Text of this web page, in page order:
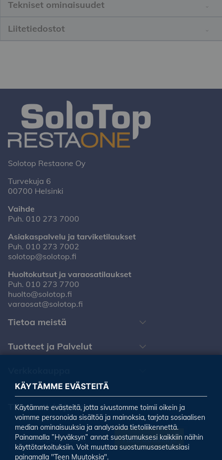
Tekniset ominaisuudet
Liitetiedostot
Solotop Restaone Oy
Turvekuja 6
00700 Helsinki
Vaihde
Puh. 010 273 7000
Asiakaspalvelu ja tarviketilaukset
Puh. 010 273 7002
solotop@solotop.fi
Huoltokutsut ja varaosatilaukset
Puh. 010 273 7700
huolto@solotop.fi
varaosat@solotop.fi
Tietoa meistä
Tuotteet ja Palvelut
Tilaa uutiskirjeemme
Tilaa uutiskirje
KÄYTÄMME EVÄSTEITÄ
Käytämme evästeitä, jotta sivustomme toimii oikein ja
voimme personoida sisältöä ja mainoksia, tarjota sosiaalisen
median ominaisuuksia ja analysoida tietoliikennettä.
Painamalla ”Hyväksyn” annat suostumuksesi kaikkiin näihin
käyttötarkoituksiin. Voit muuttaa suostumusasetuksiasi
painamalla "Teen Muutoksia".